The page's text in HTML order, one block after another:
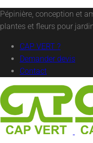
Pépinière, conception et
plantes et fleurs pour
CAP VERT ?
Demander devis
Contact